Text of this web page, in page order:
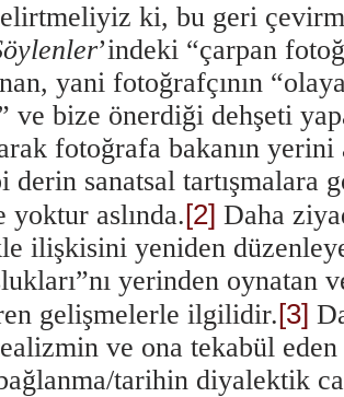
ki, bu geri
’indeki “çarpan
yani fotoğrafçının
ve bize önerdiği dehşeti
fotoğrafa bakanın yerini
derin sanatsal tartışmalara
yoktur aslında.[2] Daha
ilişkisini yeniden
yerinden oynatan
gelişmelerle ilgilidir.[3]
ve ona tekabül
tarihin diyalektik